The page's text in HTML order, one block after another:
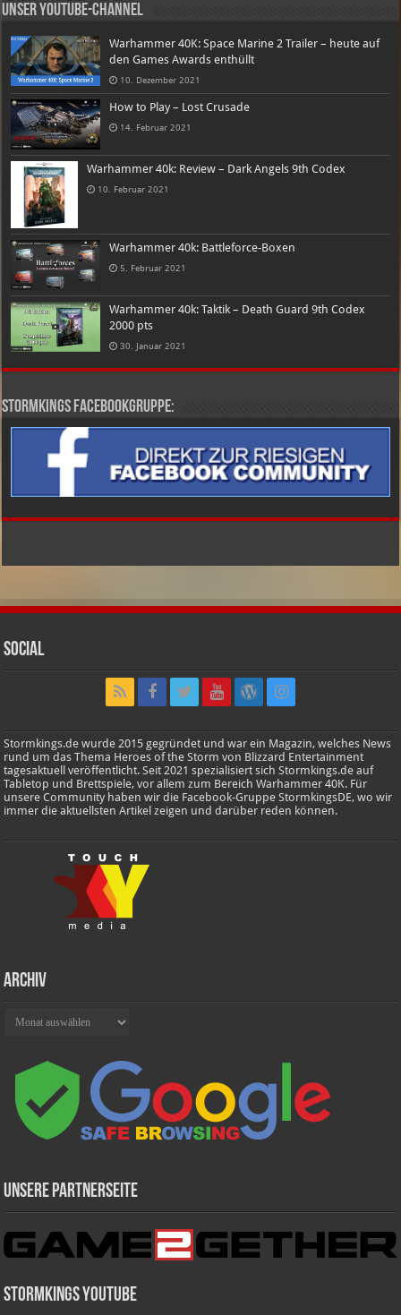
Unser Youtube-Channel
Warhammer 40K: Space Marine 2 Trailer – heute auf
den Games Awards enthüllt
10. Dezember 2021
How to Play – Lost Crusade
14. Februar 2021
Warhammer 40k: Review – Dark Angels 9th Codex
10. Februar 2021
Warhammer 40k: Battleforce-Boxen
5. Februar 2021
Warhammer 40k: Taktik – Death Guard 9th Codex
2000 pts
30. Januar 2021
Stormkings Facebookgruppe:
Social
Stormkings.de wurde 2015 gegründet und war ein Magazin, welches News
rund um das Thema Heroes of the Storm von Blizzard Entertainment
tagesaktuell veröffentlicht. Seit 2021 spezialisiert sich Stormkings.de auf
Tabletop und Brettspiele, vor allem zum Bereich Warhammer 40K. Für
unsere Community haben wir die Facebook-Gruppe StormkingsDE, wo wir
immer die aktuellsten Artikel zeigen und darüber reden können.
Archiv
Unsere Partnerseite
Stormkings Youtube